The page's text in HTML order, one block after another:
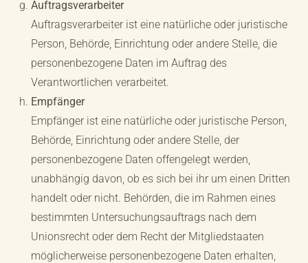
Auftragsverarbeiter
Auftragsverarbeiter ist eine natürliche oder juristische
Person, Behörde, Einrichtung oder andere Stelle, die
personenbezogene Daten im Auftrag des
Verantwortlichen verarbeitet.
Empfänger
Empfänger ist eine natürliche oder juristische Person,
Behörde, Einrichtung oder andere Stelle, der
personenbezogene Daten offengelegt werden,
unabhängig davon, ob es sich bei ihr um einen Dritten
handelt oder nicht. Behörden, die im Rahmen eines
bestimmten Untersuchungsauftrags nach dem
Unionsrecht oder dem Recht der Mitgliedstaaten
möglicherweise personenbezogene Daten erhalten,